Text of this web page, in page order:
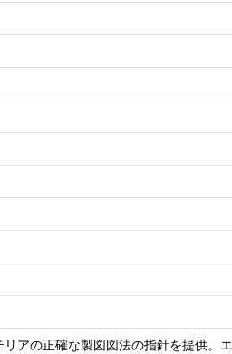
アの正確な製図図法の指針を提供。